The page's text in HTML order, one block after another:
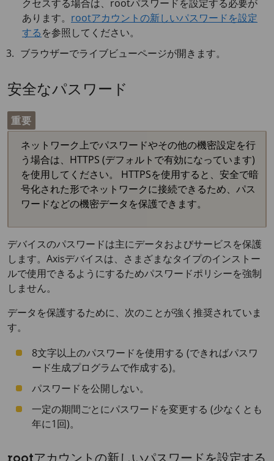
クセスする場合は、rootパスワードを設定する必要が
あります。 rootアカウントの新しいパスワードを設定
するを参照してください。
ブラウザーでライブビューページが開きます。
安全なパスワード
重要
ネットワーク上でパスワードやその他の機密設定を行
う場合は、HTTPS (デフォルトで有効になっています)
を使用してください。 HTTPSを使用すると、安全で暗
号化された形でネットワークに接続できるため、パス
ワードなどの機密データを保護できます。
デバイスのパスワードは主にデータおよびサービスを保護
します。Axisデバイスは、さまざまなタイプのインストー
ルで使用できるようにするためパスワードポリシーを強制
しません。
データを保護するために、次のことが強く推奨されていま
す。
8文字以上のパスワードを使用する (できればパスワ
ード生成プログラムで作成する)。
パスワードを公開しない。
一定の期間ごとにパスワードを変更する (少なくとも
年に1回)。